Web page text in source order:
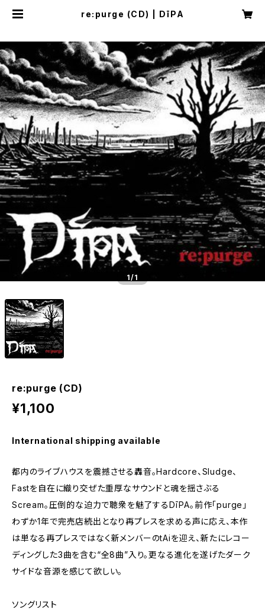
re:purge (CD) | DīPA
1/1
re:purge (CD)
¥1,100
International shipping available
都内のライブハウスを震撼させる轟音。Hardcore、Sludge、
Fastを自在に織り交ぜた重厚なサウンドと魂を揺さぶる
Scream。圧倒的な迫力で聴衆を魅了するDīPA。前作「purge」
わずか1年で完売店続出となり再プレスを求める声に応え、本作
は単なる再プレスではなく新メンバーのtAiを迎え、新たにレコー
ディングした3曲を含む“全8曲”入り。更なる進化を遂げたダーク
サイドな音源を感じて欲しい。
ソングリスト